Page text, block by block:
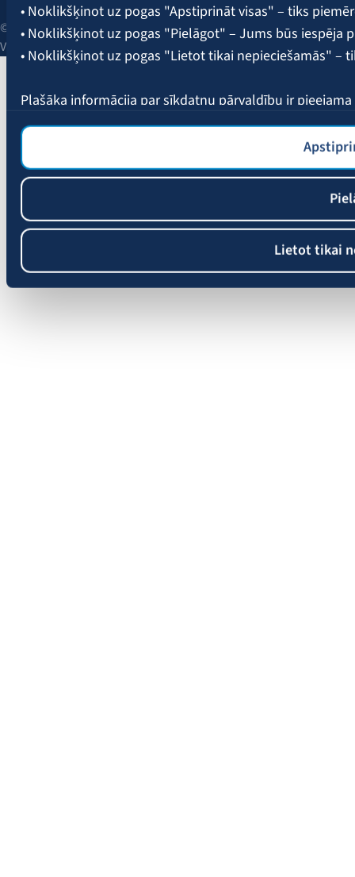
• Noklikšķinot uz pogas "Apstiprināt visas" – tiks
• Noklikšķinot uz pogas "Pielāgot" – Jums būs iespēja
• Noklikšķinot uz pogas "Lietot tikai nepieciešamās" –
Plašāka informācija par sīkdatņu pārvaldību ir pieejama
Lietot tikai
© 2026 AAS BALTA | Skanstes iela 25, Rīga, LV-1013, Latvija.
Vienotais reģ. Nr. 40003049409.